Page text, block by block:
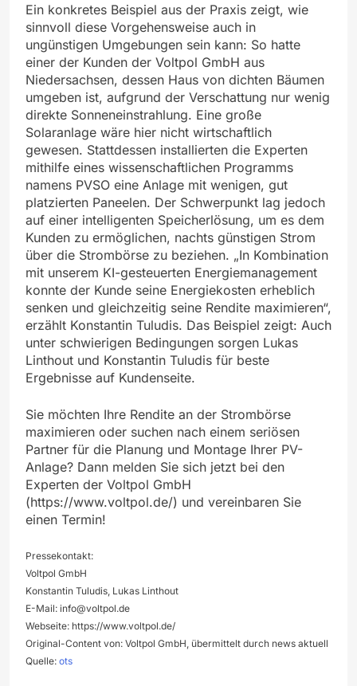
Ein konkretes Beispiel aus der Praxis zeigt, wie
sinnvoll diese Vorgehensweise auch in
ungünstigen Umgebungen sein kann: So hatte
einer der Kunden der Voltpol GmbH aus
Niedersachsen, dessen Haus von dichten Bäumen
umgeben ist, aufgrund der Verschattung nur wenig
direkte Sonneneinstrahlung. Eine große
Solaranlage wäre hier nicht wirtschaftlich
gewesen. Stattdessen installierten die Experten
mithilfe eines wissenschaftlichen Programms
namens PVSO eine Anlage mit wenigen, gut
platzierten Paneelen. Der Schwerpunkt lag jedoch
auf einer intelligenten Speicherlösung, um es dem
Kunden zu ermöglichen, nachts günstigen Strom
über die Strombörse zu beziehen. „In Kombination
mit unserem KI-gesteuerten Energiemanagement
konnte der Kunde seine Energiekosten erheblich
senken und gleichzeitig seine Rendite maximieren“,
erzählt Konstantin Tuludis. Das Beispiel zeigt: Auch
unter schwierigen Bedingungen sorgen Lukas
Linthout und Konstantin Tuludis für beste
Ergebnisse auf Kundenseite.
Sie möchten Ihre Rendite an der Strombörse
maximieren oder suchen nach einem seriösen
Partner für die Planung und Montage Ihrer PV-
Anlage? Dann melden Sie sich jetzt bei den
Experten der Voltpol GmbH
(https://www.voltpol.de/) und vereinbaren Sie
einen Termin!
Pressekontakt:
Voltpol GmbH
Konstantin Tuludis, Lukas Linthout
E-Mail: info@voltpol.de
Webseite: https://www.voltpol.de/
Original-Content von: Voltpol GmbH, übermittelt durch news aktuell
Quelle: ots